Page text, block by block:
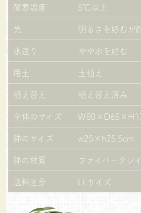
耐寒温度
5℃以上
光
明るさを好むが
水遣り
やや水を好む
用土
土植え
植え替え
植え替え済み
全体のサイズ
鉢のサイズ
w25×h25.5cm
鉢の材質
ファイバークレ
送料区分
LLサイズ